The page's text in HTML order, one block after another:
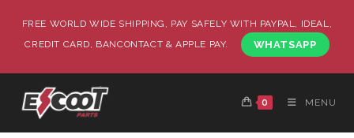
FREE WORLD WIDE SHIPPING, PAY SAFELY WITH PAYPAL, IDEAL,
CREDIT CARD, BANCONTACT & APPLE PAY.
WHATSAPP
0 MENU